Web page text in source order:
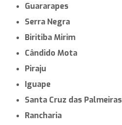
Guararapes
Serra Negra
Biritiba Mirim
Cândido Mota
Piraju
Iguape
Santa Cruz das Palmeiras
Rancharia